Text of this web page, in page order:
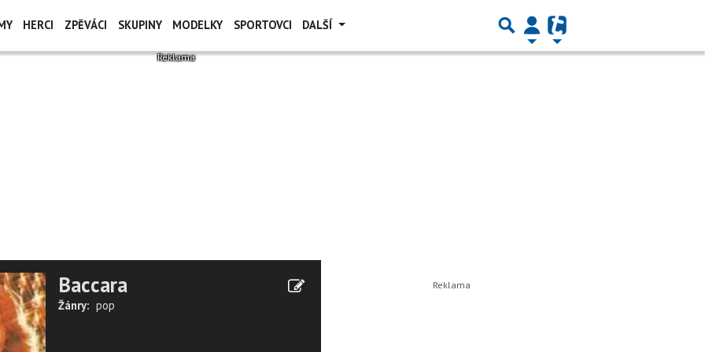
HERCI ZPĚVÁCI SKUPINY MODELKY SPORTOVCI DALŠÍ
Baccara
Žánry: pop